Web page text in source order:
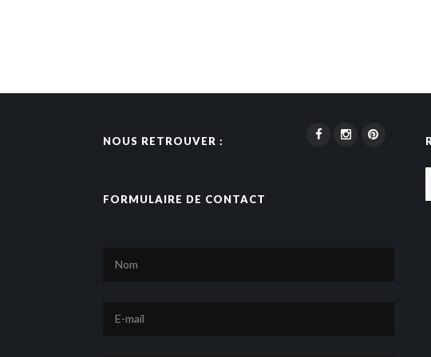
NOUS RETROUVER :
FORMULAIRE DE CONTACT